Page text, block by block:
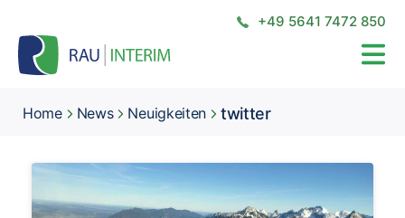
+49 5641 7472 850
Home News Neuigkeiten twitter